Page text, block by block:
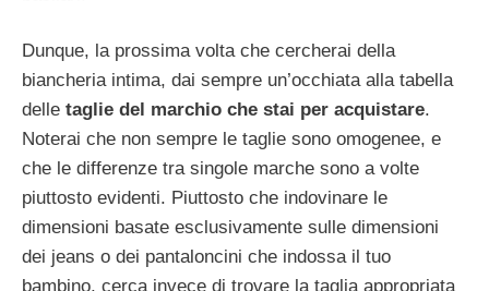
Dunque, la prossima volta che cercherai della
biancheria intima, dai sempre un’occhiata alla tabella
delle taglie del marchio che stai per acquistare.
Noterai che non sempre le taglie sono omogenee, e
che le differenze tra singole marche sono a volte
piuttosto evidenti. Piuttosto che indovinare le
dimensioni basate esclusivamente sulle dimensioni
dei jeans o dei pantaloncini che indossa il tuo
bambino, cerca invece di trovare la taglia appropriata